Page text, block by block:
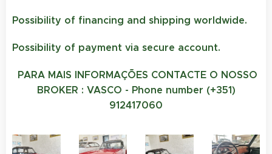
Possibility of financing and shipping worldwide.
Possibility of payment via secure account.
PARA MAIS INFORMAÇÕES CONTACTE O NOSSO
BROKER : VASCO - Phone number (+351)
912417060